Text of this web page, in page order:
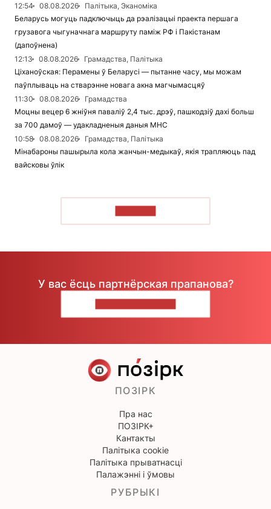
12:54
08.08.2026
Палітыка, Эканоміка
Беларусь могуць падключыць да рэалізацыі праекта першага
грузавога чыгуначнага маршруту паміж РФ і Пакістанам
(дапоўнена)
12:13
08.08.2026
Грамадства, Палітыка
Ціханоўская: Перамены ў Беларусі — пытанне часу, мы можам
паўплываць на стварэнне новага акна магчымасцяў
11:30
08.08.2026
Грамадства
Моцны вецер 6 жніўня паваліў 2,4 тыс. дрэў, пашкодзіў дахі больш
за 700 дамоў — удакладненыя даныя МНС
10:58
08.08.2026
Грамадства, Палітыка
Мінабароны пашырыла кола жанчын-медыкаў, якія трапляюць пад
вайсковы ўлік
У вас ёсць партнёрская прапанова?
ПОЗІРК
Пра нас
ПОЗІРК+
Кантакты
Палітыка cookie
Палітыка прыватнасці
Палажэнні і ўмовы
РУБРЫКІ